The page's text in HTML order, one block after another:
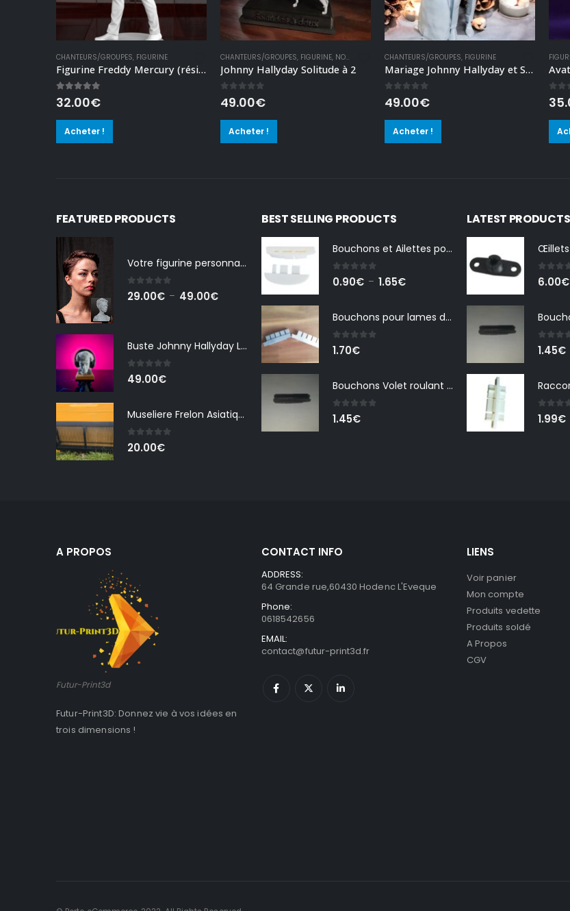
CHANTEURS/GROUPES, FIGURINE
Figurine Freddy Mercury (résine)
5.00out of 5
32.00€
Acheter !
CHANTEURS/GROUPES, FIGURINE, NON CLASSÉ
Johnny Hallyday Solitude à 2
out of 5
49.00€
Acheter !
CHANTEURS/GROUPES, FIGURINE
Mariage Johnny Hallyday et Sylvie Vartan
out of 5
49.00€
Acheter !
0
FEATURED PRODUCTS
Votre figurine personnalisée
0 out of 5
29.00€ – 49.00€Plage
29.00€Buste Johnny Hallyday La peur
0 out of 5
49.00€
Museliere Frelon Asiatique Ruche Dadant
0 out of 5
20.00€
BEST SELLING PRODUCTS
Bouchons et Ailettes pour Volet Roulant Piscine
0 out of 5
0.90€ – 1.65€Plage
prix :
Bouchons pour lames de volet roulant piscine
0 out of 5
1.70€
Bouchons Volet roulant Aqalis
0 out of 5
1.45€
LATEST PRODUCTS
0 out
6.00€
0 out
1.45€
0 out
1.99€
A PROPOS
Futur-Print3d
Futur-Print3D: Donnez vie à vos idées en
trois dimensions !
CONTACT INFO
ADDRESS:
64 Grande rue,60430 Hodenc L'Eveque
Phone:
0618542656
EMAIL:
contact@futur-print3d.fr
LIENS
Voir panier
Mon compte
Produits vedette
Produits soldé
A Propos
CGV